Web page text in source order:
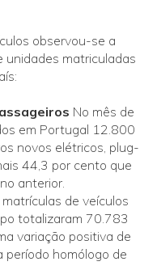
observou-se a
unidades matriculadas
No mês de
em Portugal 12.800
novos elétricos, plug-
44,3 por cento que
anterior.
de veículos
totalizaram 70.783
variação positiva de
homólogo de